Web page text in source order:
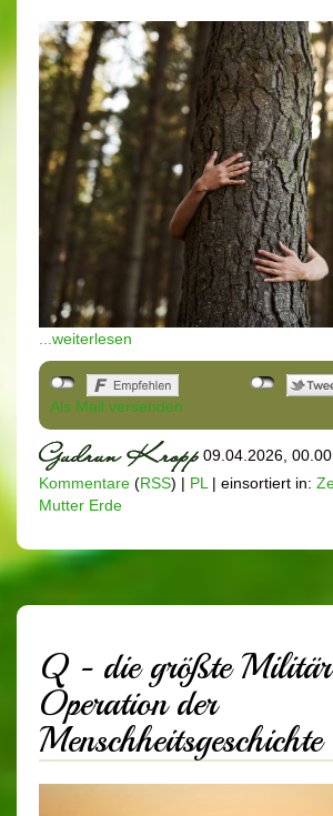
...weiterlesen
Als Mail versenden
09.04.2026, 00.00
Kommentare (RSS) | PL| einsortiert in:
Mutter Erde
Q - die größte
Operation der
Menschheitsgeschichte